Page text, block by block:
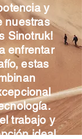
y
nuestras
Sinotruk!
enfrentar
estas
trabajo y
ideal